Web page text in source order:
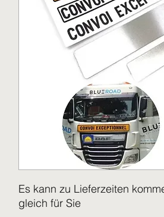
Es kann zu Lieferzeiten
gleich für Sie